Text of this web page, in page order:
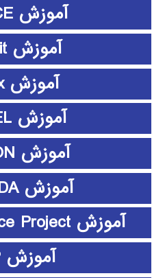
آموزش HSPICE
آموزش L-Edit
آموزش Latex
آموزش LISREL
آموزش LUMION
آموزش MAXQDA
آموزش Microsoft Office Project
آموزش PHP